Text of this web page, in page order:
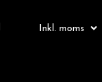
Inkl. moms